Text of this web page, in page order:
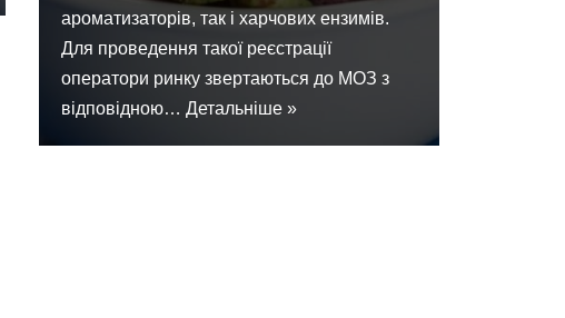
ароматизаторів, так і харчових ензимів.
Для проведення такої реєстрації
оператори ринку звертаються до МОЗ з
відповідною… Детальніше »